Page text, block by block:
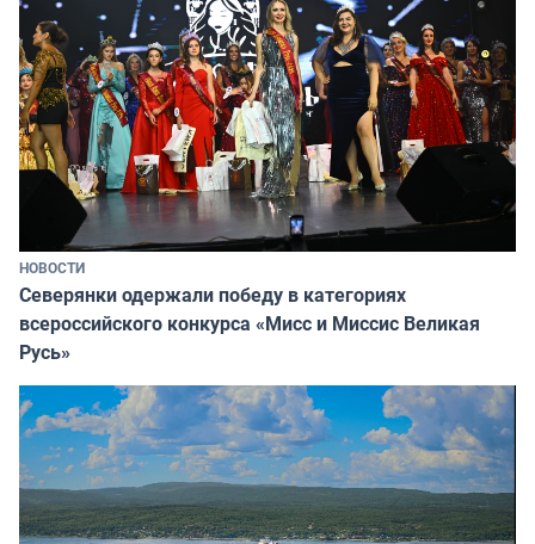
НОВОСТИ
Северянки одержали победу в категориях
всероссийского конкурса «Мисс и Миссис Великая
Русь»